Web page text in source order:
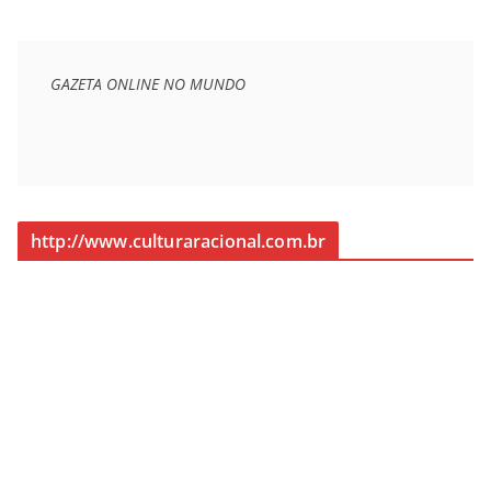
GAZETA ONLINE NO MUNDO
http://www.culturaracional.com.br